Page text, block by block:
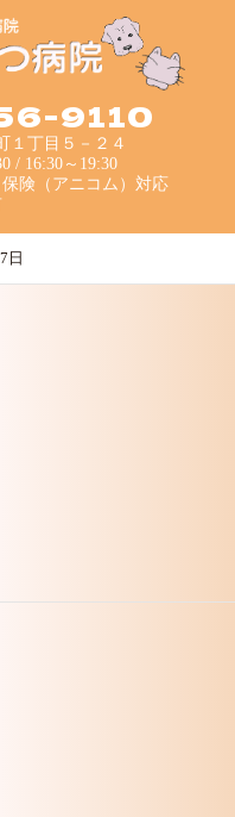
9110
１丁目５－２４
/ 16:30～19:30
険（アニコム）対応
日